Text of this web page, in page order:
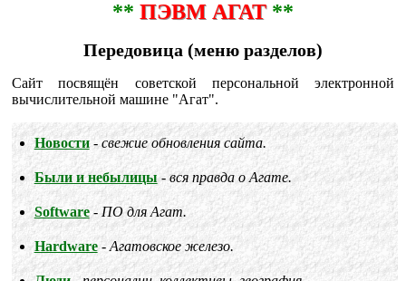
** ПЭВМ АГАТ**
Передовица (меню разделов)
Сайт посвящён советской персональной электронной
вычислительной машине "Агат".
Новости свежие обновления сайта.
Были и небылицы вся правда о Агате.
Software ПО для Агат.
Hardware Агатовское железо.